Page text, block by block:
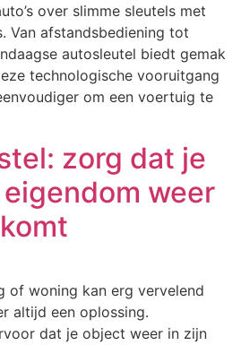
over slimme sleutels met
Van afstandsbediening tot
autosleutel biedt gemak
technologische vooruitgang
om een voertuig te
zorg dat je
weer
of woning kan erg vervelend
altijd een oplossing.
dat je object weer in zijn